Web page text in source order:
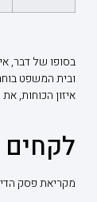
בסופו של דבר,
ובית המשפט
איזון הכוחות,
לקחים
מקריאת פסק